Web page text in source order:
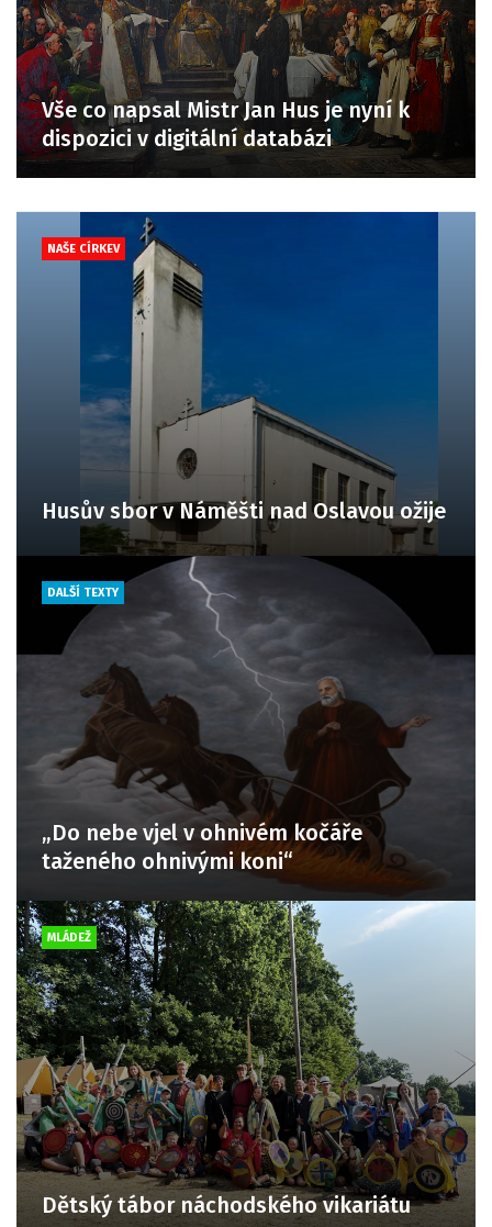
Vše co napsal Mistr Jan Hus je nyní k
dispozici v digitální databázi
NAŠE CÍRKEV
Husův sbor v Náměšti nad Oslavou ožije
DALŠÍ TEXTY
„Do nebe vjel v ohnivém kočáře
taženého ohnivými koni“
MLÁDEŽ
Dětský tábor náchodského vikariátu